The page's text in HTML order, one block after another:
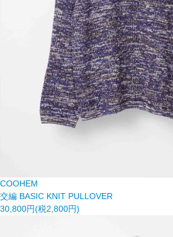
COOHEM
交編 BASIC KNIT PULLOVER
30,800円(税2,800円)